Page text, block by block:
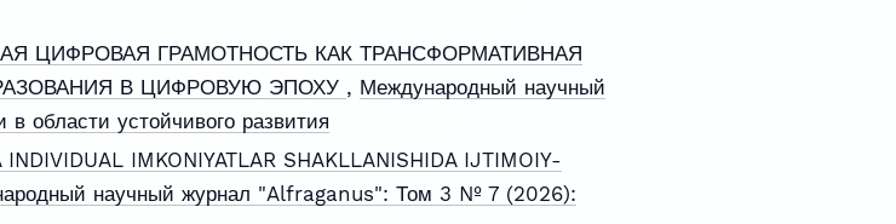
ЦИФРОВАЯ ГРАМОТНОСТЬ КАК ТРАНСФОРМАТИВНАЯ
В ЦИФРОВУЮ ЭПОХУ , Международный научный
устойчивого развития
INDIVIDUAL IMKONIYATLAR SHAKLLANISHIDA IJTIMOIY-
научный журнал "Alfraganus": Том 3 № 7 (2026):